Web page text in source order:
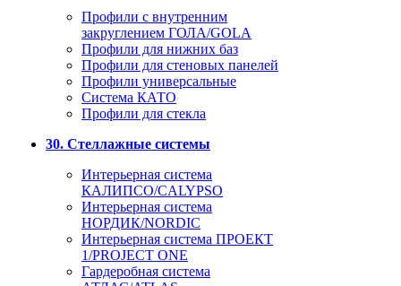
Профили с внутренним
закруглением ГОЛА/GOLA
Профили для нижних баз
Профили для стеновых панелей
Профили универсальные
Система КАТО
Профили для стекла
30. Стеллажные системы
Интерьерная система
КАЛИПСО/CALYPSO
Интерьерная система
НОРДИК/NORDIC
Интерьерная система ПРОЕКТ
1/PROJECT ONE
Гардеробная система